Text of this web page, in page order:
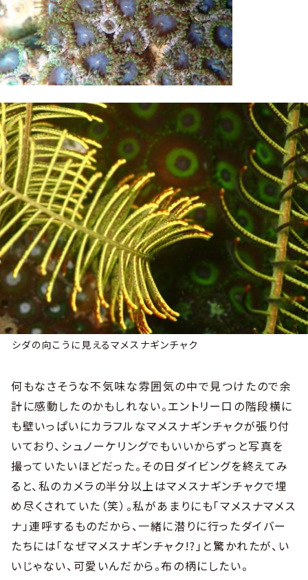
シダの向こうに見えるマメスナギンチャク
何もなさそうな不気味な雰囲気の中で見つけたので余
計に感動したのかもしれない。エントリー口の階段横に
も壁いっぱいにカラフルなマメスナギンチャクが張り付
いており、シュノーケリングでもいいからずっと写真を
撮っていたいほどだった。その日ダイビングを終えてみ
ると、私のカメラの半分以上はマメスナギンチャクで埋
め尽くされていた（笑）。私があまりにも「マメスナマメス
ナ」連呼するものだから、一緒に潜りに行ったダイバー
たちには「なぜマメスナギンチャク!?」と驚かれたが、い
いじゃない、可愛いんだから。布の柄にしたい。